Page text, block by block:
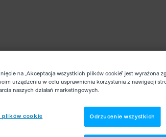
na „Akceptacja wszystkich plików cookie” jest wyrażona
urządzeniu w celu usprawnienia korzystania z nawigacji
naszych działań marketingowych.
plików cookie Odrzucenie wszystkich